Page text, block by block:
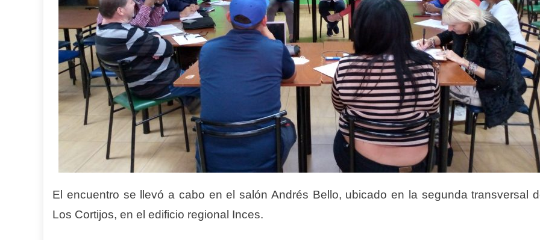
El encuentro se llevó a cabo en el salón Andrés Bello, ubicado en la segunda transversal
Los Cortijos, en el edificio regional Inces.